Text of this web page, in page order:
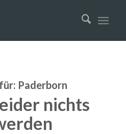
Paderborn
nichts